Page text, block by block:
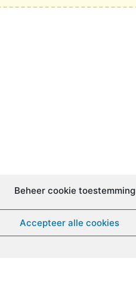
Beheer cookie toestemming
Accepteer alle cookies